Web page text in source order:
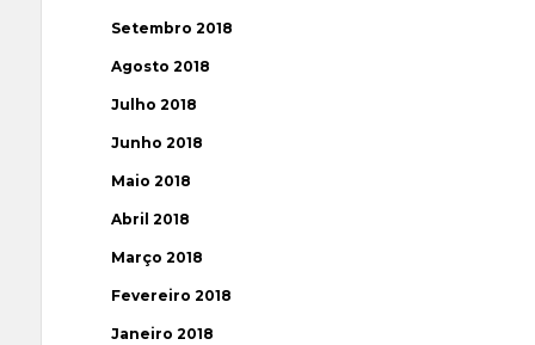
Setembro 2018
Agosto 2018
Julho 2018
Junho 2018
Maio 2018
Abril 2018
Março 2018
Fevereiro 2018
Janeiro 2018